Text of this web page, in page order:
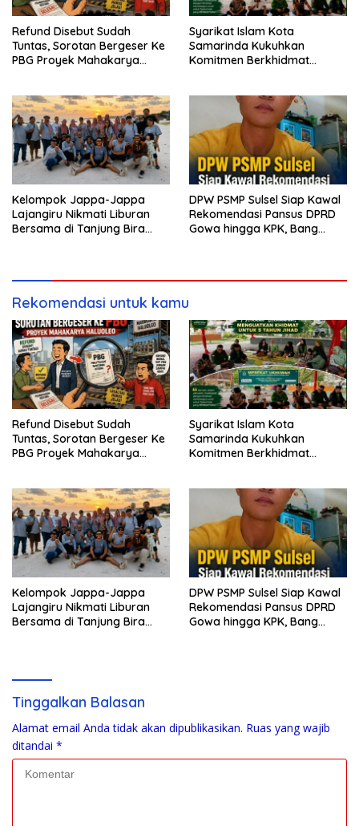
Refund Disebut Sudah
Tuntas, Sorotan Bergeser Ke
PBG Proyek Mahakarya
Syarikat Islam Kota
Samarinda Kukuhkan
Komitmen Berkhidmat
Kelompok Jappa-Jappa
Lajangiru Nikmati Liburan
Bersama di Tanjung Bira
DPW PSMP Sulsel Siap Kawal
Rekomendasi Pansus DPRD
Gowa hingga KPK, Bang
Rekomendasi untuk kamu
Refund Disebut Sudah
Tuntas, Sorotan Bergeser Ke
PBG Proyek Mahakarya
Syarikat Islam Kota
Samarinda Kukuhkan
Komitmen Berkhidmat
Kelompok Jappa-Jappa
Lajangiru Nikmati Liburan
Bersama di Tanjung Bira
DPW PSMP Sulsel Siap Kawal
Rekomendasi Pansus DPRD
Gowa hingga KPK, Bang
Tinggalkan Balasan
Alamat email Anda tidak akan dipublikasikan. Ruas yang wajib
ditandai *